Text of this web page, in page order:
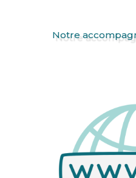
Notre